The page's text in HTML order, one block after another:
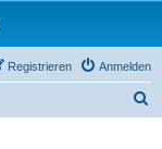
Anmelden
Registrieren